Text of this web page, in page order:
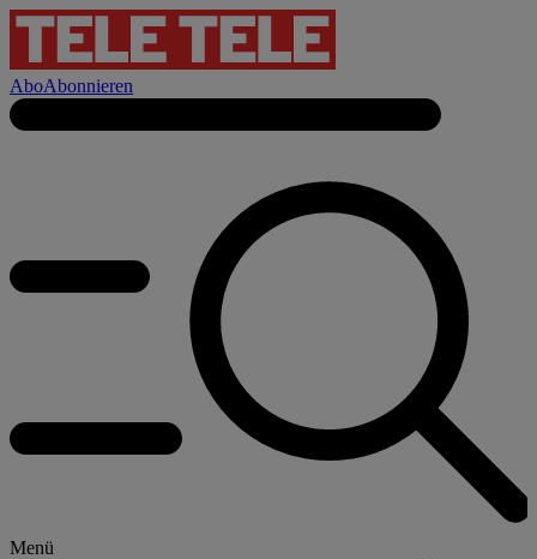
AboAbonnieren
Menü